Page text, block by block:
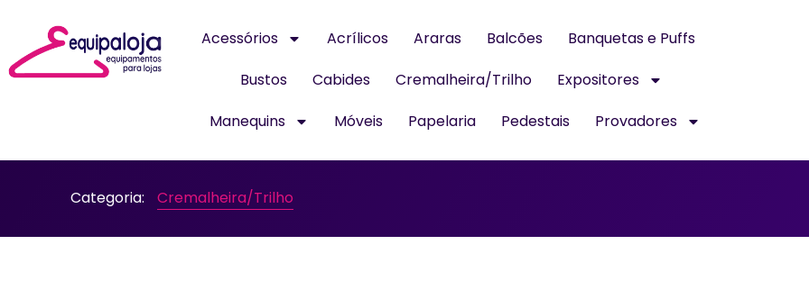
Acessórios Acrílicos Araras Balcões
Banquetas e Puffs
Bustos
Cabides Cremalheira/Trilho
Expositores
Manequins
Móveis Papelaria Pedestais Provadores
Categoria: Cremalheira/Trilho